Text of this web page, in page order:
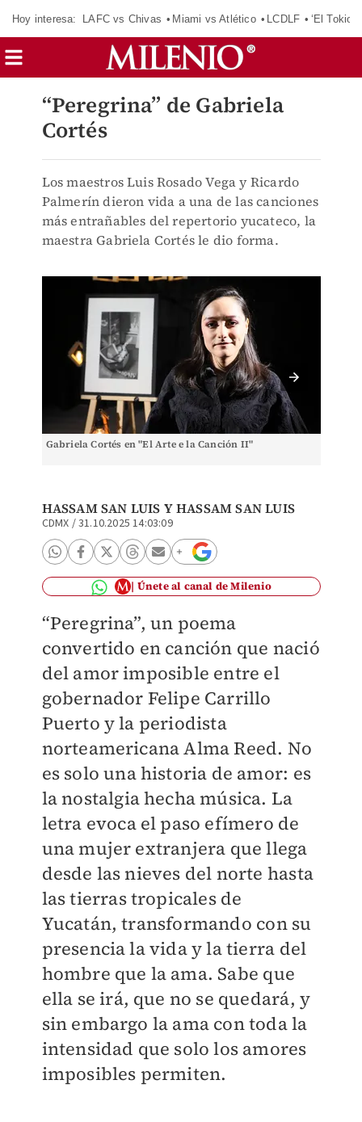
Hoy interesa: LAFC vs Chivas Miami vs Atlético LCDLF ‘El Tokio’
“Peregrina” de Gabriela
Cortés
Los maestros Luis Rosado Vega y Ricardo
Palmerín dieron vida a una de las canciones
más entrañables del repertorio yucateco, la
maestra Gabriela Cortés le dio forma.
Gabriela Cortés en "El Arte e la Canción II"
HASSAM SAN LUIS Y HASSAM SAN LUIS
CDMX /31.10.2025 14:03:09
Únete al canal de Milenio
“Peregrina”, un poema
convertido en canción que nació
del amor imposible entre el
gobernador Felipe Carrillo
Puerto y la periodista
norteamericana Alma Reed. No
es solo una historia de amor: es
la nostalgia hecha música. La
letra evoca el paso efímero de
una mujer extranjera que llega
desde las nieves del norte hasta
las tierras tropicales de
Yucatán, transformando con su
presencia la vida y la tierra del
hombre que la ama. Sabe que
ella se irá, que no se quedará, y
sin embargo la ama con toda la
intensidad que solo los amores
imposibles permiten.